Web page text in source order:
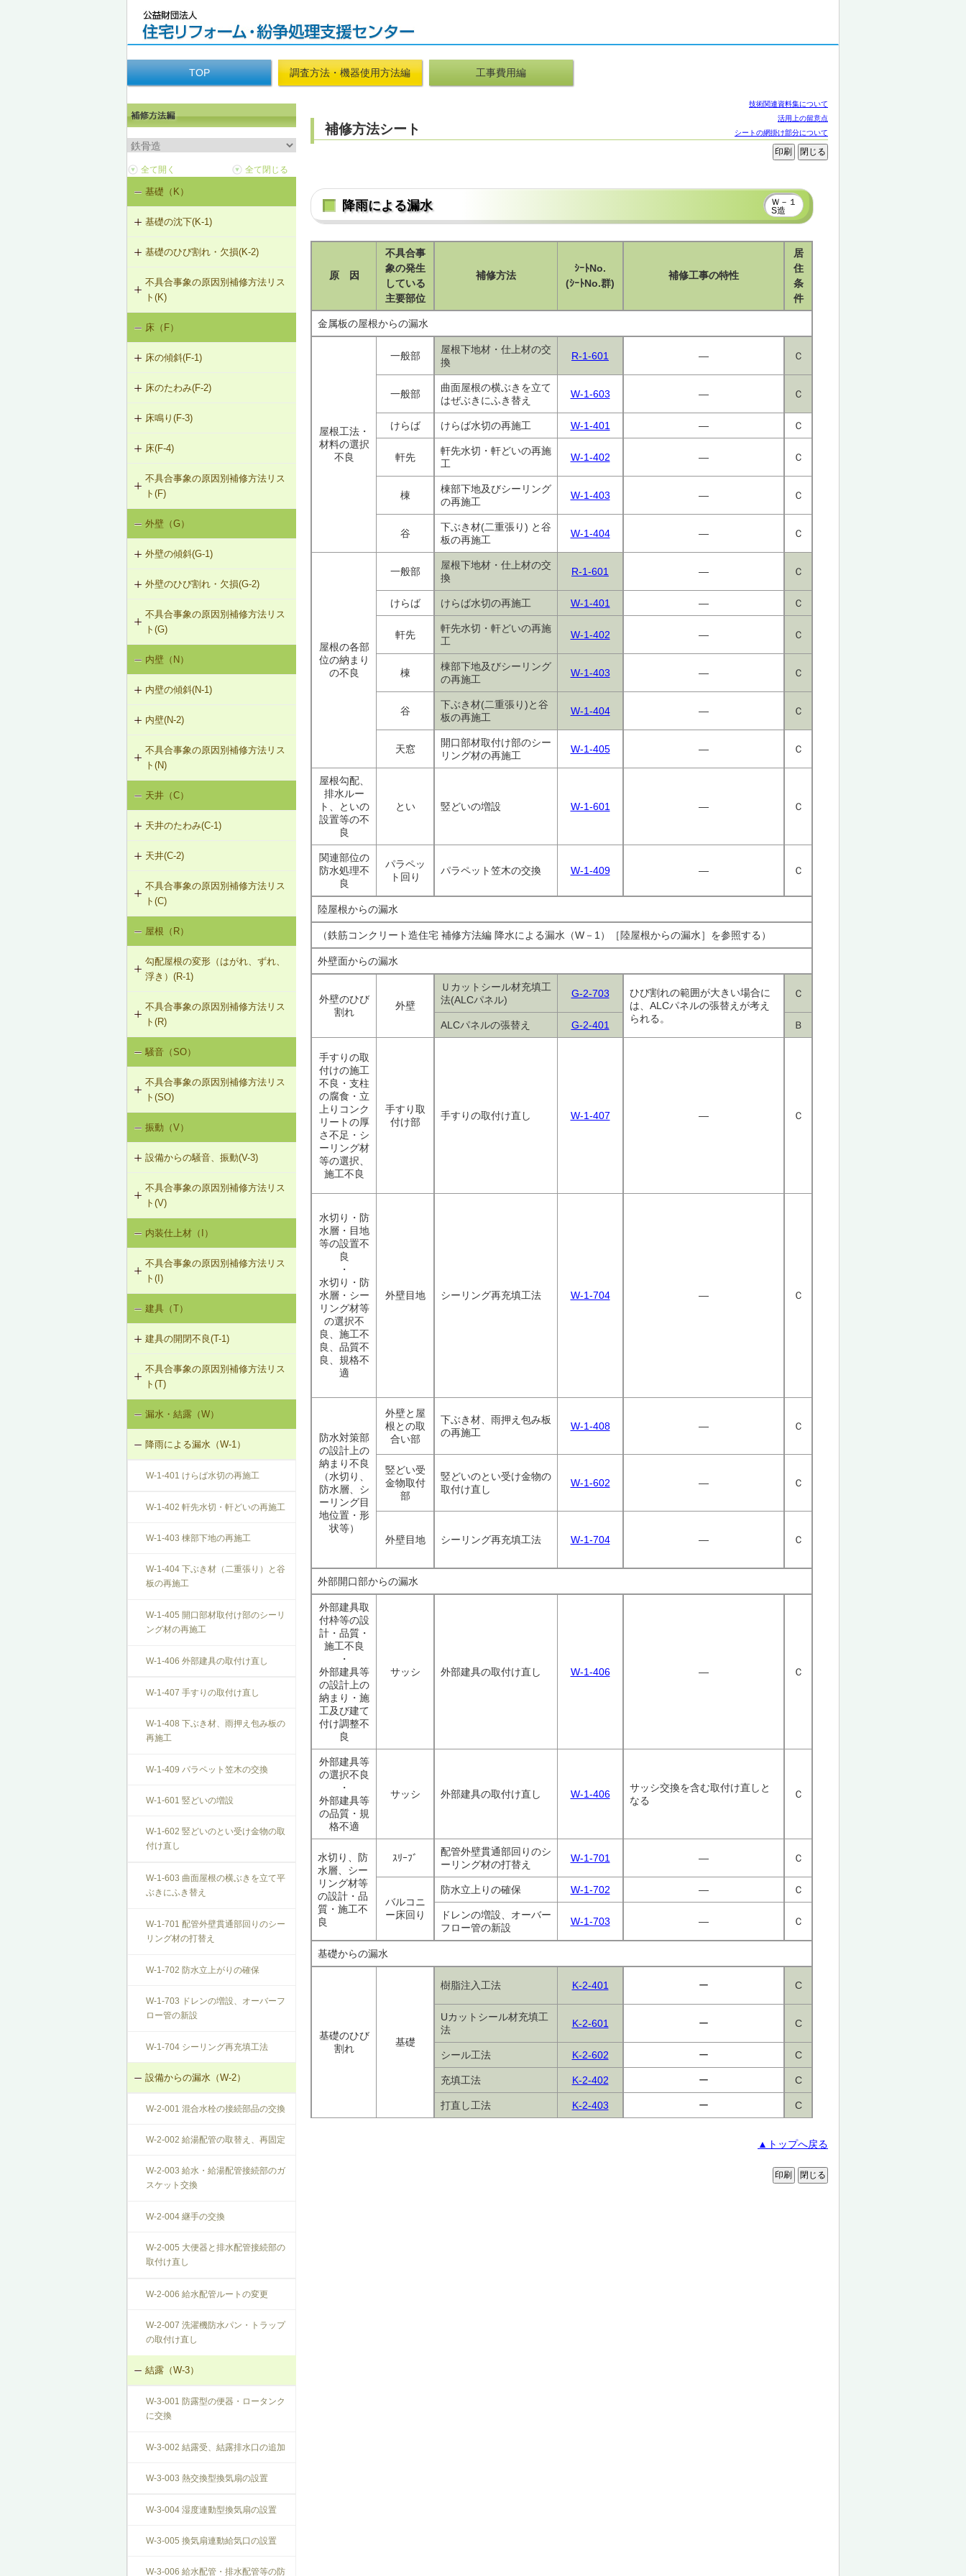
TOP 調査方法・機器使用方法編 工事費用編
基礎（K）
基礎の沈下(K-1)
K-1-401 基礎の撤去および新設
K-1-403 基礎天端レベル調整
K-1-702 耐圧版工法
基礎のひび割れ・欠損(K-2)
K-2-401 樹脂注入工法
K-2-402 充填工法
K-2-403 打直し工法
K-2-603 モルタルの塗替え
不具合事象の原因別補修方法リス
ト(K)
基礎の沈下（K-1）
基礎のひび割れ・欠損（K-2）
床（F）
床の傾斜(F-1)
F-1-407 梁下への柱増設
床のたわみ(F-2)
F-2-401 スラブ下面への鉄骨小梁の
増設
F-2-402 ALCパネル床の取替え（敷
設筋構法）
F-2-403 セルフレベリング材による
デッキプレート床の補修
床鳴り(F-3)
F-3-701 床下地・仕上材の張替え
床(F-4)
F-4-001 ビニル床シートの張替え
F-4-002 カーペットの張替え
F-4-701 フローリングの張替え
不具合事象の原因別補修方法リス
ト(F)
床の傾斜（F-1）
床のたわみ（F-2）
床鳴り（F-3）
外壁（G）
外壁の傾斜(G-1)
G-1-406 鉛直（水平）ブレースの取
替え
外壁のひび割れ・欠損(G-2)
G-2-401 外壁の張替え（ＡＬＣパネ
ル）
G-2-402 タイルの部分張替え工法
（ＡＬＣパネル）
G-2-403 タイルの伸縮調整目地新設
工法（ＡＬＣパネル）
G-2-701 表面処理材の塗布（ALCパ
ネル）
G-2-702 Uカットモルタル充填工法
（ALCパネル）
G-2-704 充填工法（ALCパネル）
不具合事象の原因別補修方法リス
ト(G)
外壁の傾斜（G-1）
外壁のひび割れ、欠損（G-2）
外壁仕上材のはがれ・浮き（G-3）
内壁（N）
内壁の傾斜(N-1)
N-1-001 下地材・仕上材の取替え
（内壁部）
内壁(N-2)
N-2-001 仕上材の張替え（内壁部）
不具合事象の原因別補修方法リス
ト(N)
内壁の傾斜（N-1）
天井（C）
天井のたわみ(C-1)
C-1-701 天井下地材・仕上材の張替
え
天井(C-2)
C-2-001 天井仕上材の張替え
不具合事象の原因別補修方法リス
ト(C)
天井のたわみ（C-1）
屋根（R）
勾配屋根の変形（はがれ、ずれ、
浮き）(R-1)
R-1-401 母屋・たる木の交換
R-1-601 屋根下地材・ふき材の交換
不具合事象の原因別補修方法リス
ト(R)
勾配屋根の変形（変形及び屋根ふき
材のはがれ、ずれ、浮き）（R-1）
騒音（SO）
不具合事象の原因別補修方法リス
ト(SO)
界床に係る遮音不良（床歩行音等の
床衝撃音）（SO-1）
振動（V）
設備からの騒音、振動(V-3)
V-3-001 換気扇・ダクト等の交換工
事
V-3-002 水栓の取付け直し
V-3-003 器具用通気弁の取付け
への交換
V-3-005 駐輪機からの音・振動の伝
不具合事象の原因別補修方法リス
ト(V)
床振動（V-1）
水平振動（V-2）
設備からの騒音、振動（V-3）
内装仕上材（I）
不具合事象の原因別補修方法リス
ト(I)
内装仕上材の汚損（I-1）
内装仕上材のひび割れ、はがれ等
（I-2）
建具（T）
建具の開閉不良(T-1)
T-1-001 丁番の取付け調整
T-1-002 丁番の取替え
T-1-003 ラッチボルト受金物の調整
T-1-008 建具上桟削り調整
T-1-009 建具枠の取替え
不具合事象の原因別補修方法リス
ト(T)
建具の開閉不良（T-1）
漏水・結露（W）
降雨による漏水（W-1）
W-1-401 けらば水切の再施工
W-1-402 軒先水切・軒どいの再施工
W-1-403 棟部下地の再施工
W-1-404 下ぶき材（二重張り）と谷
板の再施工
W-1-405 開口部材取付け部のシーリ
ング材の再施工
W-1-406 外部建具の取付け直し
W-1-407 手すりの取付け直し
W-1-408 下ぶき材、雨押え包み板の
再施工
W-1-409 パラペット笠木の交換
W-1-601 竪どいの増設
W-1-602 竪どいのとい受け金物の取
付け直し
W-1-603 曲面屋根の横ぶきを立て平
ぶきにふき替え
W-1-701 配管外壁貫通部回りのシー
リング材の打替え
W-1-702 防水立上がりの確保
W-1-703 ドレンの増設、オーバーフ
ロー管の新設
W-1-704 シーリング再充填工法
設備からの漏水（W-2）
W-2-001 混合水栓の接続部品の交換
W-2-002 給湯配管の取替え、再固定
W-2-003 給水・給湯配管接続部のガ
スケット交換
W-2-004 継手の交換
W-2-005 大便器と排水配管接続部の
取付け直し
W-2-006 給水配管ルートの変更
W-2-007 洗濯機防水パン・トラップ
の取付け直し
結露（W-3）
W-3-001 防露型の便器・ロータンク
に交換
W-3-002 結露受、結露排水口の追加
W-3-003 熱交換型換気扇の設置
W-3-004 湿度連動型換気扇の設置
W-3-005 換気扇連動給気口の設置
W-3-006 給水配管・排水配管等の防
補修方法シート
技術関連資料集について
活用上の留意点
シートの網掛け部分について
降雨による漏水
Ｗ－１
S造
原 因
不具合事
象の発生
している
主要部位
補修方法
ｼｰﾄNo.
(ｼｰﾄNo.群)
補修工事の特性
居
住
条
件
金属板の屋根からの漏水
屋根工法・
材料の選択
不良
一般部
屋根下地材・仕上材の交
換
R-1-601 ― Ｃ
一般部
曲面屋根の横ぶきを立て
はぜぶきにふき替え
W-1-603 ― Ｃ
けらば けらば水切の再施工 W-1-401 ― Ｃ
軒先
軒先水切・軒どいの再施
工
W-1-402 ― Ｃ
棟
棟部下地及びシーリング
の再施工
W-1-403 ― Ｃ
谷
下ぶき材(二重張り) と谷
板の再施工
W-1-404 ― Ｃ
屋根の各部
位の納まり
の不良
一般部
屋根下地材・仕上材の交
換
R-1-601 ― Ｃ
けらば けらば水切の再施工 W-1-401 ― Ｃ
軒先
軒先水切・軒どいの再施
工
W-1-402 ― Ｃ
棟
棟部下地及びシーリング
の再施工
W-1-403 ― Ｃ
谷
下ぶき材(二重張り)と谷
板の再施工
W-1-404 ― Ｃ
天窓
開口部材取付け部のシー
リング材の再施工
W-1-405 ― Ｃ
屋根勾配、
排水ルー
ト、といの
設置等の不
良
とい 竪どいの増設 W-1-601 ― Ｃ
関連部位の
防水処理不
良
パラペッ
ト回り
パラペット笠木の交換 W-1-409 ― Ｃ
陸屋根からの漏水
（鉄筋コンクリート造住宅 補修方法編 降水による漏水（W－1）［陸屋根からの漏水］を参照する）
外壁面からの漏水
外壁のひび
割れ
外壁
Ｕカットシール材充填工
法(ALCパネル)
G-2-703
ひび割れの範囲が大きい場合に
は、ALCパネルの張替えが考え
られる。
Ｃ
ALCパネルの張替え G-2-401 Ｂ
手すりの取
付けの施工
不良・支柱
の腐食・立
上りコンク
リートの厚
さ不足・シ
ーリング材
等の選択、
施工不良
手すり取
付け部
手すりの取付け直し W-1-407 ― Ｃ
水切り・防
水層・目地
等の設置不
良
・
水切り・防
水層・シー
リング材等
の選択不
良、施工不
良、品質不
良、規格不
適
外壁目地 シーリング再充填工法 W-1-704 ― Ｃ
防水対策部
の設計上の
納まり不良
（水切り、
防水層、シ
ーリング目
地位置・形
状等）
外壁と屋
根との取
合い部
下ぶき材、雨押え包み板
の再施工
W-1-408 ― Ｃ
竪どい受
金物取付
部
竪どいのとい受け金物の
取付け直し
W-1-602 ― Ｃ
外壁目地 シーリング再充填工法 W-1-704 ― Ｃ
外部開口部からの漏水
外部建具取
付枠等の設
計・品質・
施工不良
・
外部建具等
の設計上の
納まり・施
工及び建て
付け調整不
良
サッシ 外部建具の取付け直し W-1-406 ― Ｃ
外部建具等
の選択不良
・
外部建具等
の品質・規
格不適
サッシ 外部建具の取付け直し W-1-406
サッシ交換を含む取付け直しと
なる
Ｃ
水切り、防
水層、シー
リング材等
の設計・品
質・施工不
良
ｽﾘｰﾌﾞ
配管外壁貫通部回りのシ
ーリング材の打替え
W-1-701 ― Ｃ
バルコニ
ー床回り
防水立上りの確保 W-1-702 ― Ｃ
ドレンの増設、オーバー
フロー管の新設
W-1-703 ― Ｃ
基礎からの漏水
基礎のひび
割れ
基礎
樹脂注入工法 K-2-401 ー C
Uカットシール材充填工
法
K-2-601 ー C
シール工法 K-2-602 ー C
充填工法 K-2-402 ー C
打直し工法 K-2-403 ー C
▲トップへ戻る